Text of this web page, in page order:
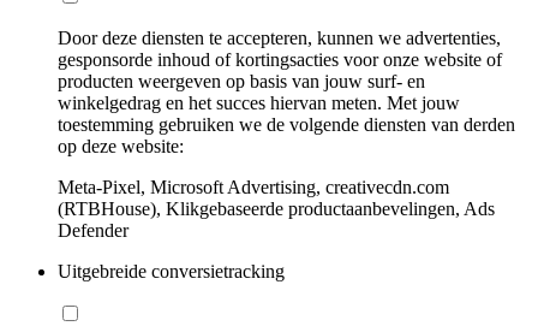
Door deze diensten te accepteren, kunnen we advertenties,
gesponsorde inhoud of kortingsacties voor onze website of
producten weergeven op basis van jouw surf- en
winkelgedrag en het succes hiervan meten. Met jouw
toestemming gebruiken we de volgende diensten van derden
op deze website:
Meta-Pixel, Microsoft Advertising, creativecdn.com
(RTBHouse), Klikgebaseerde productaanbevelingen, Ads
Defender
Uitgebreide conversietracking